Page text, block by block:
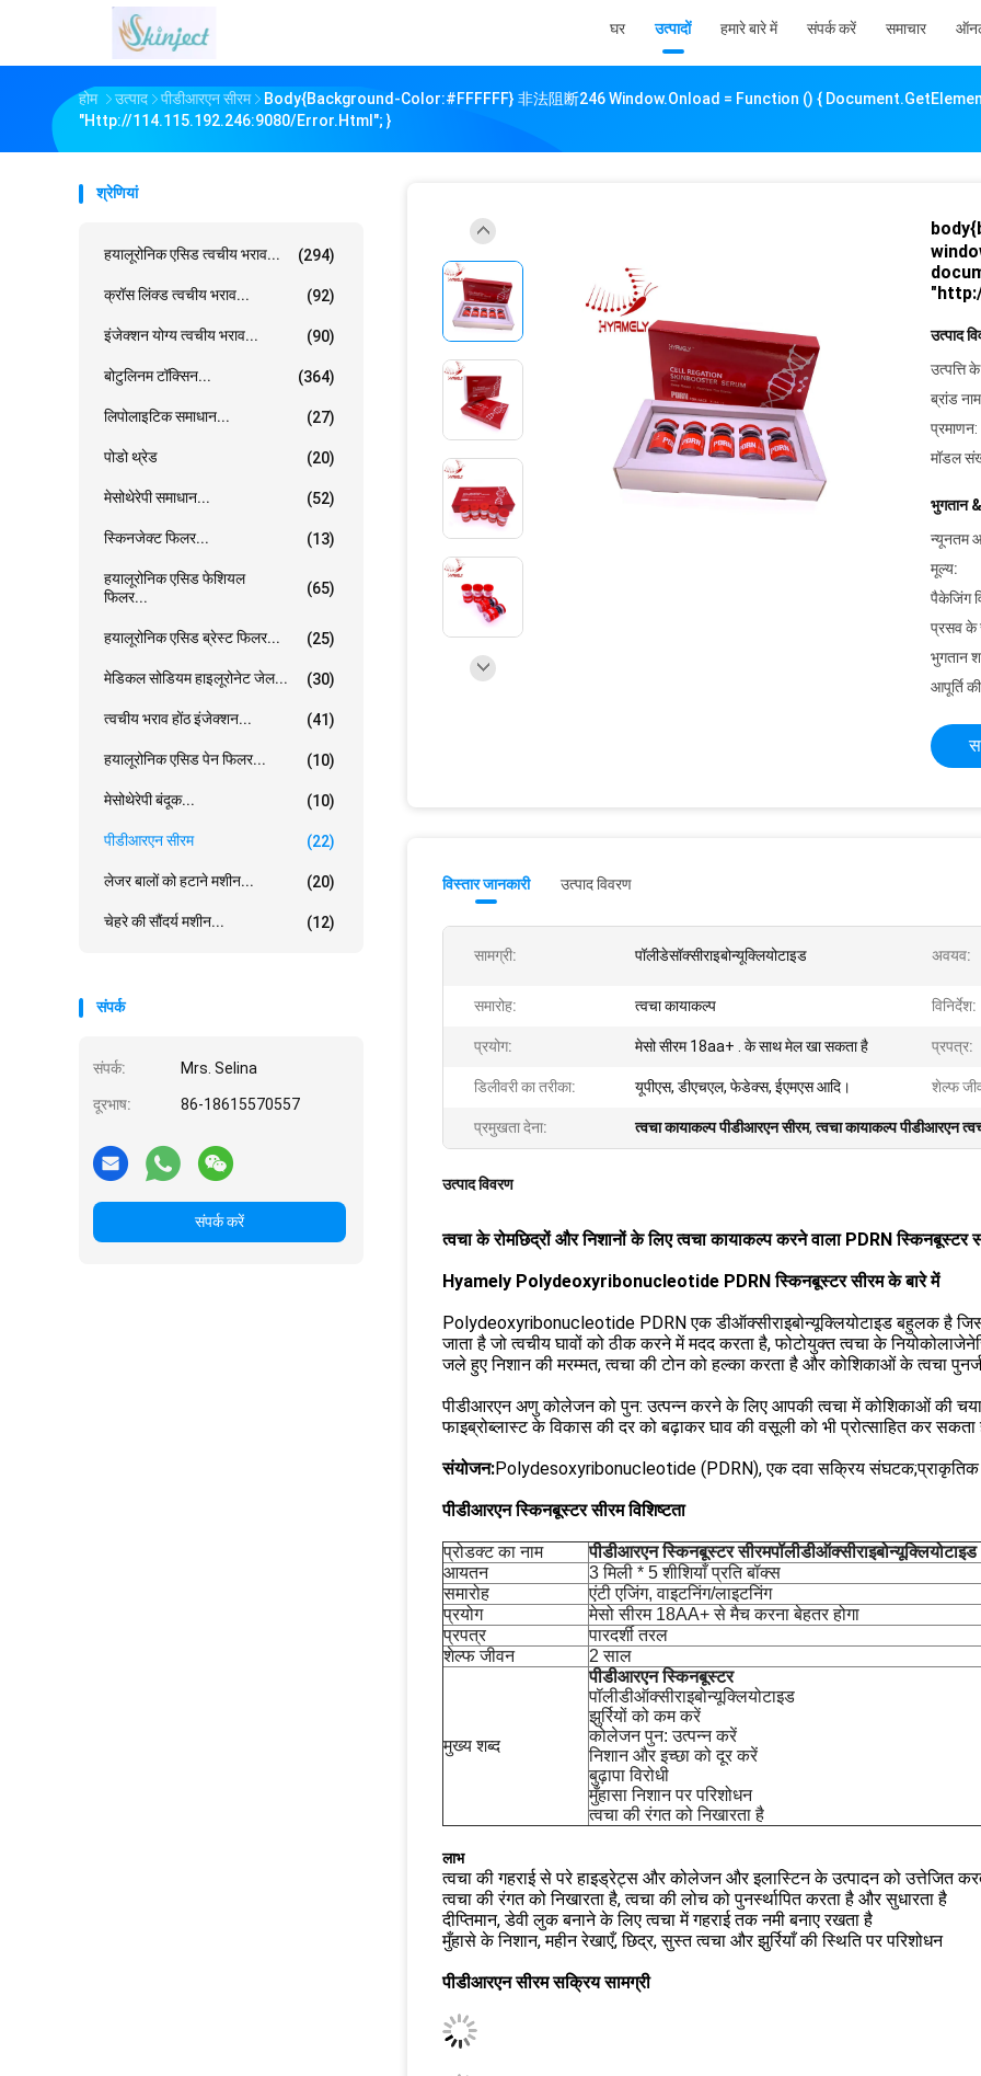
घर उत्पादों हमारे बारे में संपर्क करें समाचार
होम उत्पाद पीडीआरएन सीरम
Body{background-Color:#FFFFFF} 非法阻断246 Window.onload = Function () {
"http://114.115.192.246:9080/error.html"; }
श्रेणियां
हयालूरोनिक एसिड त्वचीय भराव... (294)
क्रॉस लिंक्ड त्वचीय भराव... (92)
इंजेक्शन योग्य त्वचीय भराव... (90)
बोटुलिनम टॉक्सिन... (364)
लिपोलाइटिक समाधान... (27)
पोडो थ्रेड (20)
मेसोथेरेपी समाधान... (52)
स्किनजेक्ट फिलर... (13)
हयालूरोनिक एसिड फेशियल
फिलर...
(65)
हयालूरोनिक एसिड ब्रेस्ट फिलर... (25)
मेडिकल सोडियम हाइलूरोनेट जेल... (30)
त्वचीय भराव होंठ इंजेक्शन... (41)
हयालूरोनिक एसिड पेन फिलर... (10)
मेसोथेरेपी बंदूक... (10)
पीडीआरएन सीरम (22)
लेजर बालों को हटाने मशीन... (20)
चेहरे की सौंदर्य मशीन... (12)
संपर्क
संपर्क: Mrs. Selina
दूरभाष: 86-18615570557
संपर्क करें
उत्पाद
उत्पत्ति
ब्रांड
प्रमाणन:
मॉडल
भुगतान
न्यूनतम
मूल्य:
पैकेजिंग
प्रसव के
भुगतान
आपूर्ति
विस्तार जानकारी उत्पाद विवरण
सामग्री: पॉलीडेसॉक्सीराइबोन्यूक्लियोटाइड अवयव:
समारोह: त्वचा कायाकल्प विनिर्देश:
प्रयोग: मेसो सीरम 18aa+ . के साथ मेल खा सकता है प्रपत्र:
डिलीवरी का तरीका: यूपीएस, डीएचएल, फेडेक्स, ईएमएस आदि। शेल्फ
प्रमुखता देना: त्वचा कायाकल्प पीडीआरएन सीरम,त्वचा कायाकल्प पीडीआरएन
उत्पाद विवरण
त्वचा के रोमछिद्रों और निशानों के लिए त्वचा कायाकल्प करने वाला PDRN स्किनबूस्टर
Hyamely Polydeoxyribonucleotide PDRN स्किनबूस्टर सीरम के बारे में
Polydeoxyribonucleotide PDRN एक डीऑक्सीराइबोन्यूक्लियोटाइड बहुलक है
जाता है जो त्वचीय घावों को ठीक करने में मदद करता है, फोटोयुक्त त्वचा के
जले हुए निशान की मरम्मत, त्वचा की टोन को हल्का करता है और कोशिकाओं के त्वचा
पीडीआरएन अणु कोलेजन को पुन: उत्पन्न करने के लिए आपकी त्वचा में कोशिकाओं की
फाइब्रोब्लास्ट के विकास की दर को बढ़ाकर घाव की वसूली को भी प्रोत्साहित कर
संयोजन:Polydesoxyribonucleotide (PDRN), एक दवा सक्रिय संघटक;प्राकृतिक
पीडीआरएन स्किनबूस्टर सीरम विशिष्टता
प्रोडक्ट का नाम पीडीआरएन स्किनबूस्टर सीरमपॉलीडीऑक्सीराइबोन्यूक्लियोटाइड
आयतन
3 मिली * 5 शीशियाँ प्रति बॉक्स
समारोह
एंटी एजिंग, वाइटनिंग/लाइटनिंग
प्रयोग
मेसो सीरम 18AA+ से मैच करना बेहतर होगा
प्रपत्र
पारदर्शी तरल
शेल्फ जीवन
2 साल
मुख्य शब्द
पीडीआरएन स्किनबूस्टर
पॉलीडीऑक्सीराइबोन्यूक्लियोटाइड
झुर्रियों को कम करें
कोलेजन पुन: उत्पन्न करें
निशान और इच्छा को दूर करें
बुढ़ापा विरोधी
मुँहासा निशान पर परिशोधन
त्वचा की रंगत को निखारता है
लाभ
त्वचा की गहराई से परे हाइड्रेट्स और कोलेजन और इलास्टिन के उत्पादन को उत्तेजित
त्वचा की रंगत को निखारता है, त्वचा की लोच को पुनर्स्थापित करता है और सुधारता है
दीप्तिमान, डेवी लुक बनाने के लिए त्वचा में गहराई तक नमी बनाए रखता है
मुँहासे के निशान, महीन रेखाएँ, छिद्र, सुस्त त्वचा और झुर्रियाँ की स्थिति पर परिशोधन
पीडीआरएन सीरम सक्रिय सामग्री